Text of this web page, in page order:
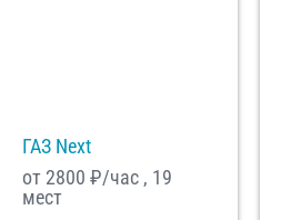
ГАЗ Next
от 2800 ₽/час , 19
мест